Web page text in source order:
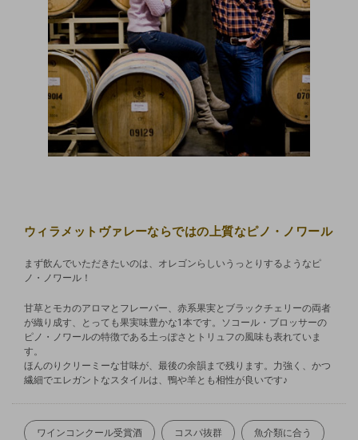
ウィラメットヴァレーならではの上質なピノ・ノワール
まず飲んでいただきたいのは、オレゴンらしいうっとりするようなピ
ノ・ノワール！
甘草とモカのアロマとフレーバー、赤系果実とブラックチェリーの両者
が織り成す、とっても果実味豊かな1本です。ソコール・ブロッサーの
ピノ・ノワールの特徴である土っぽさとトリュフの風味も表れていま
す。
ほんのりクリーミーな甘味が、最後の余韻まで残ります。力強く、かつ
繊細でエレガントなスタイルは、鴨や羊とも相性が良いです♪
ワインコンクール受賞酒 コスパ抜群 魚介類に合う